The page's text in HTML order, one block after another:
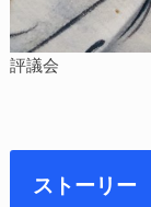
評議会
ストーリー